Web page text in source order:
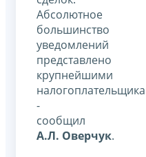
Абсолютное
большинство
уведомлений
представлено
крупнейшими
-
сообщил
А.Л. Оверчук.